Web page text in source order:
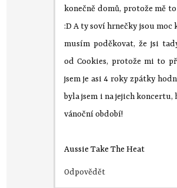
konečně domů, protože mě
:D A ty soví hrnečky jsou moc
musím poděkovat, že jsi
od Cookies, protože mi to
jsem je asi 4 roky zpátky
byla jsem i na jejich koncertu,
vánoční období!
Aussie Take The Heat
Odpovědět